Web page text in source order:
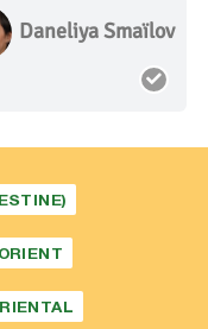
Daneliya Smaïlov